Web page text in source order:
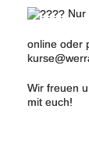
Nur
online oder
Wir freuen
mit euch!